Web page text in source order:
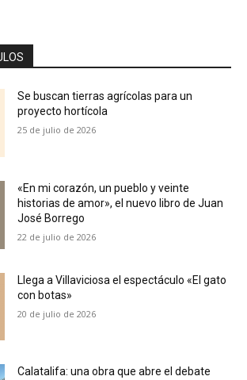
Se buscan tierras agrícolas para un
proyecto hortícola
25 de julio de 2026
«En mi corazón, un pueblo y veinte
historias de amor», el nuevo libro de Juan
José Borrego
22 de julio de 2026
Llega a Villaviciosa el espectáculo «El gato
con botas»
20 de julio de 2026
Calatalifa: una obra que abre el debate